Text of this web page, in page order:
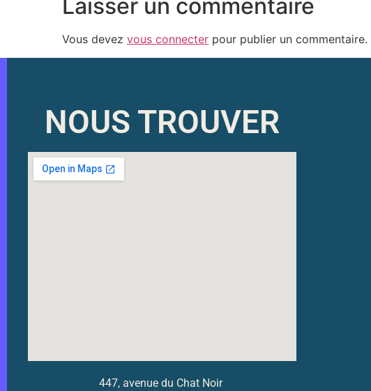
Laisser un commentaire
Vous devez vous connecter pour publier un commentaire.
NOUS TROUVER
447, avenue du Chat Noir